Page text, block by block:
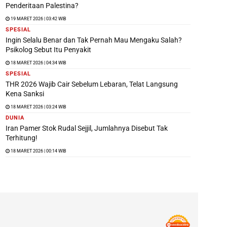
Penderitaan Palestina?
19 MARET 2026 | 03:42 WIB
SPESIAL
Ingin Selalu Benar dan Tak Pernah Mau Mengaku Salah?
Psikolog Sebut Itu Penyakit
18 MARET 2026 | 04:34 WIB
SPESIAL
THR 2026 Wajib Cair Sebelum Lebaran, Telat Langsung
Kena Sanksi
18 MARET 2026 | 03:24 WIB
DUNIA
Iran Pamer Stok Rudal Sejjil, Jumlahnya Disebut Tak
Terhitung!
18 MARET 2026 | 00:14 WIB